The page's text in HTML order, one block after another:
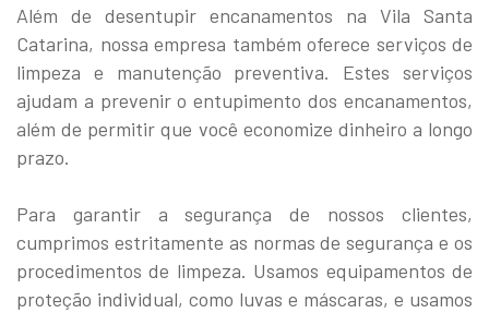
Além de desentupir encanamentos na Vila Santa
Catarina, nossa empresa também oferece serviços de
limpeza e manutenção preventiva. Estes serviços
ajudam a prevenir o entupimento dos encanamentos,
além de permitir que você economize dinheiro a longo
prazo.
Para garantir a segurança de nossos clientes,
cumprimos estritamente as normas de segurança e os
procedimentos de limpeza. Usamos equipamentos de
proteção individual, como luvas e máscaras, e usamos